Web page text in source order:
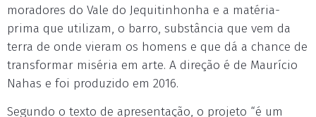
moradores do Vale do Jequitinhonha e a matéria-
prima que utilizam, o barro, substância que vem da
terra de onde vieram os homens e que dá a chance de
transformar miséria em arte. A direção é de Maurício
Nahas e foi produzido em 2016.
Segundo o texto de apresentação, o projeto “é um